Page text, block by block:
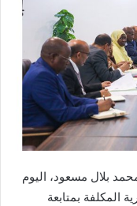
بلال مسعود، اليوم
المكلفة بمتابعة